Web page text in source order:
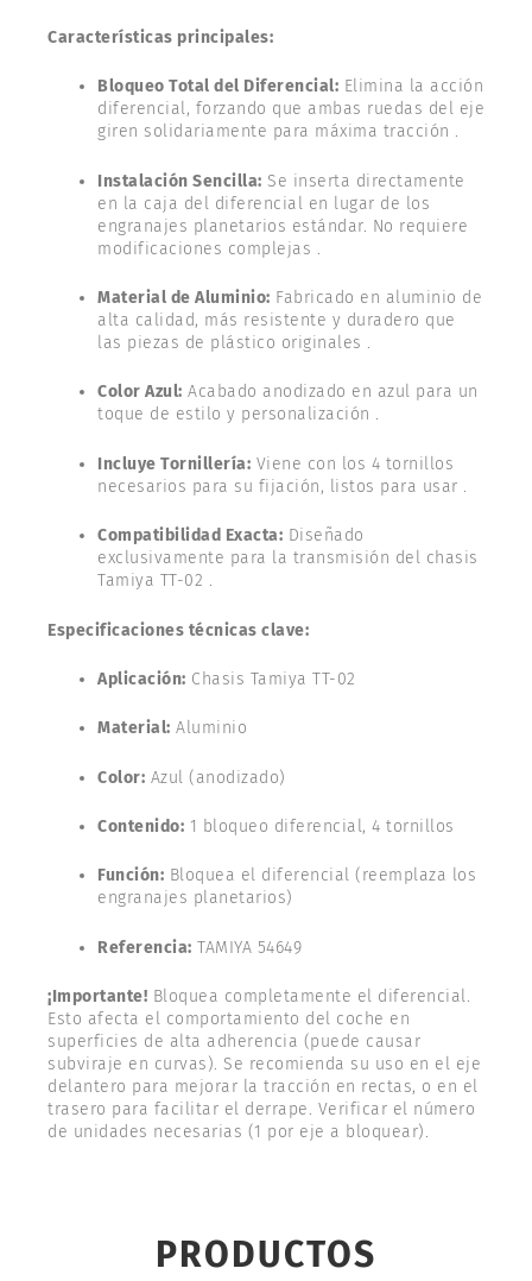
Características principales:
Bloqueo Total del Diferencial: Elimina la acción
diferencial, forzando que ambas ruedas del eje
giren solidariamente para máxima tracción .
Instalación Sencilla: Se inserta directamente
en la caja del diferencial en lugar de los
engranajes planetarios estándar. No requiere
modificaciones complejas .
Material de Aluminio: Fabricado en aluminio de
alta calidad, más resistente y duradero que
las piezas de plástico originales .
Color Azul: Acabado anodizado en azul para un
toque de estilo y personalización .
Incluye Tornillería: Viene con los 4 tornillos
necesarios para su fijación, listos para usar .
Compatibilidad Exacta: Diseñado
exclusivamente para la transmisión del chasis
Tamiya TT-02 .
Especificaciones técnicas clave:
Aplicación: Chasis Tamiya TT-02
Material: Aluminio
Color: Azul (anodizado)
Contenido: 1 bloqueo diferencial, 4 tornillos
Función: Bloquea el diferencial (reemplaza los
engranajes planetarios)
Referencia: TAMIYA 54649
¡Importante! Bloquea completamente el diferencial.
Esto afecta el comportamiento del coche en
superficies de alta adherencia (puede causar
subviraje en curvas). Se recomienda su uso en el eje
delantero para mejorar la tracción en rectas, o en el
trasero para facilitar el derrape. Verificar el número
de unidades necesarias (1 por eje a bloquear).
PRODUCTOS